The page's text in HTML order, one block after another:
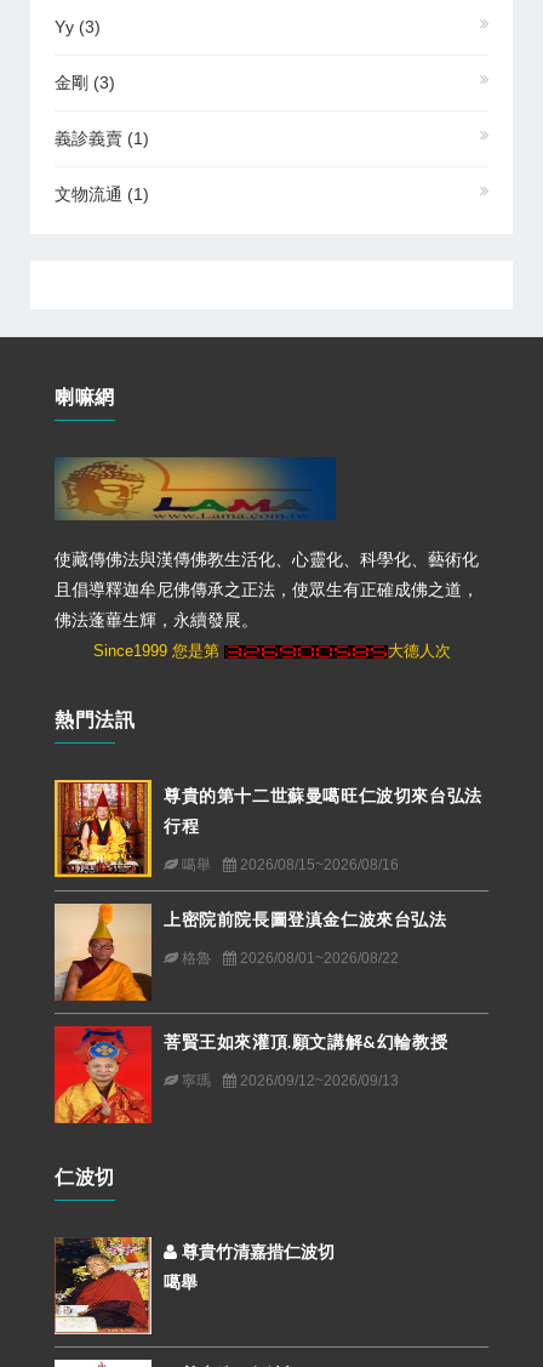
Yy (3)
金剛 (3)
義診義賣 (1)
文物流通 (1)
喇嘛網
使藏傳佛法與漢傳佛教生活化、心靈化、科學化、藝術化
且倡導釋迦牟尼佛傳承之正法，使眾生有正確成佛之道，
佛法蓬蓽生輝，永續發展。
Since1999 您是第 大德人次
熱門法訊
尊貴的第十二世蘇曼噶旺仁波切來台弘法
行程
噶舉 2026/08/15~2026/08/16
上密院前院長圖登滇金仁波來台弘法
格魯 2026/08/01~2026/08/22
菩賢王如來灌頂.願文講解&幻輪教授
寧瑪 2026/09/12~2026/09/13
仁波切
尊貴竹清嘉措仁波切
噶舉